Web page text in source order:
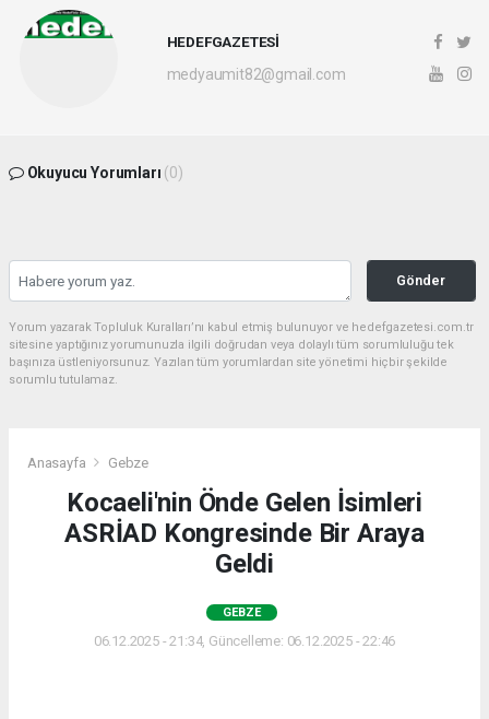
HEDEFGAZETESİ
medyaumit82@gmail.com
Okuyucu Yorumları (0)
Gönder
Yorum yazarak Topluluk Kuralları’nı kabul etmiş bulunuyor ve hedefgazetesi.com.tr
sitesine yaptığınız yorumunuzla ilgili doğrudan veya dolaylı tüm sorumluluğu tek
başınıza üstleniyorsunuz. Yazılan tüm yorumlardan site yönetimi hiçbir şekilde
sorumlu tutulamaz.
Anasayfa Gebze
Kocaeli'nin Önde Gelen İsimleri
ASRİAD Kongresinde Bir Araya
Geldi
GEBZE
06.12.2025 - 21:34, Güncelleme: 06.12.2025 - 22:46